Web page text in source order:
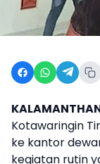
Kotawaringin
ke kantor
kegiatan rutin